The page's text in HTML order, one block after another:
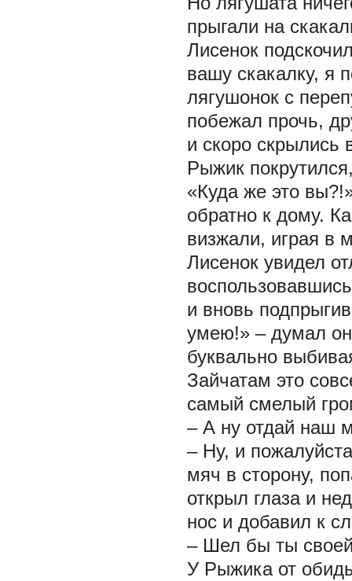
прыгали на
Лисенок
вашу скакалку, я
лягушонок с
побежал прочь,
и скоро скрылись
Рыжик
«Куда же это
обратно к дому.
визжали, играя в
Лисенок увидел
и вновь
умею!» – думал
буквально
Зайчатам это
самый смелый
– А ну отдай наш
– Ну, и
мяч в сторону,
открыл глаза и
нос и добавил к
– Шел бы ты
У Рыжика от